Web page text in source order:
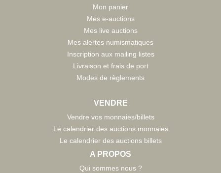
Mon panier
Mes e-auctions
Mes live auctions
Mes alertes numismatiques
Inscription aux mailing listes
Livraison et frais de port
Modes de règlements
VENDRE
Vendre vos monnaies/billets
Le calendrier des auctions monnaies
Le calendrier des auctions billets
A PROPOS
Qui sommes nous ?